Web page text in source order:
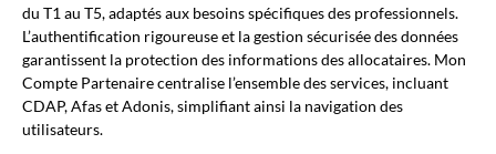
du T1 au T5, adaptés aux besoins spécifiques des professionnels.
L’authentification rigoureuse et la gestion sécurisée des données
garantissent la protection des informations des allocataires. Mon
Compte Partenaire centralise l’ensemble des services, incluant
CDAP, Afas et Adonis, simplifiant ainsi la navigation des
utilisateurs.